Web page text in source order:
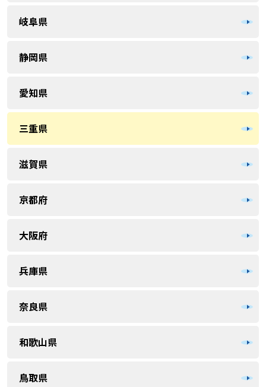
岐阜県
静岡県
愛知県
三重県
滋賀県
京都府
大阪府
兵庫県
奈良県
和歌山県
鳥取県